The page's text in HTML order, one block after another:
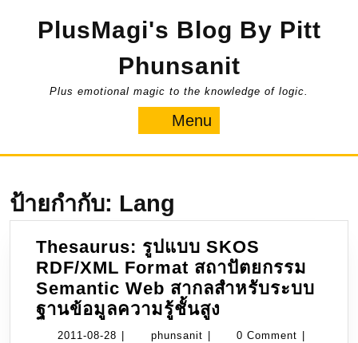
PlusMagi's Blog By Pitt
Phunsanit
Plus emotional magic to the knowledge of logic.
Menu
ป้ายกำกับ: Lang
Thesaurus: รูปแบบ SKOS
RDF/XML Format สถาปัตยกรรม
Semantic Web สากลสำหรับระบบ
ฐานข้อมูลความรู้ชั้นสูง
รูป
2011-08-28 2011-
phunsanit phunsanit0 Comment